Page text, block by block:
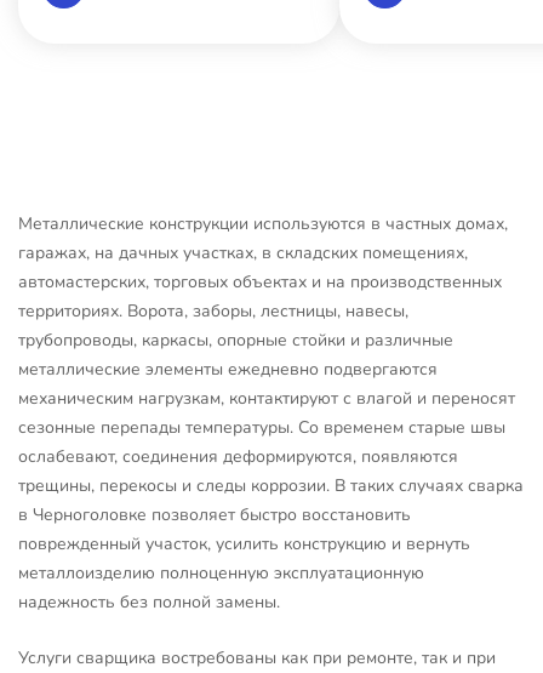
Металлические конструкции используются в частных домах,
гаражах, на дачных участках, в складских помещениях,
автомастерских, торговых объектах и на производственных
территориях. Ворота, заборы, лестницы, навесы,
трубопроводы, каркасы, опорные стойки и различные
металлические элементы ежедневно подвергаются
механическим нагрузкам, контактируют с влагой и переносят
сезонные перепады температуры. Со временем старые швы
ослабевают, соединения деформируются, появляются
трещины, перекосы и следы коррозии. В таких случаях сварка
в Черноголовке позволяет быстро восстановить
поврежденный участок, усилить конструкцию и вернуть
металлоизделию полноценную эксплуатационную
надежность без полной замены.
Услуги сварщика востребованы как при ремонте, так и при